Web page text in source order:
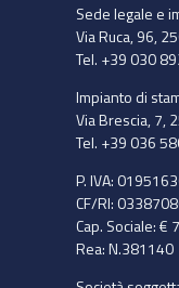
Sede legale e
Via Ruca, 96,
Tel. +39 030
Impianto di
Via Brescia, 7,
Tel. +39 036
P. IVA:
CF/RI:
Cap. Sociale: €
Rea: N.381140